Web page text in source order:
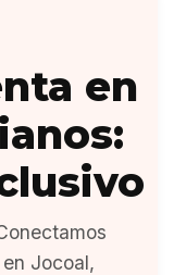
en
Jocoal,